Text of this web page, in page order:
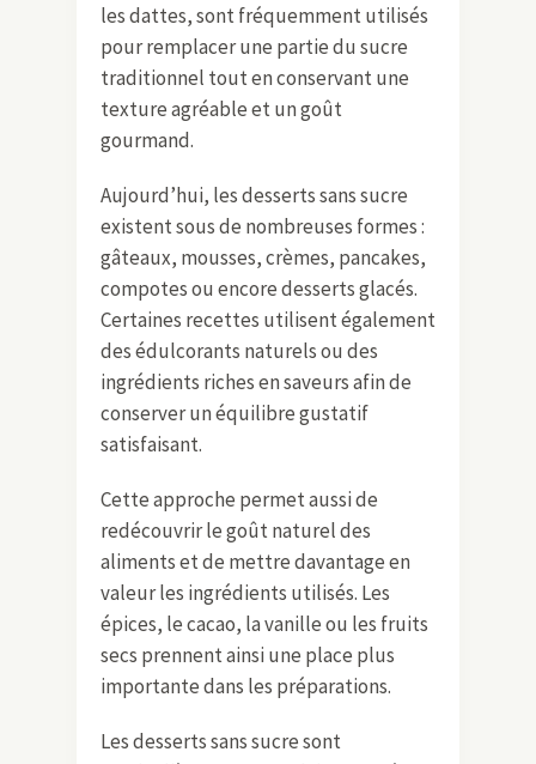
les dattes, sont fréquemment utilisés
pour remplacer une partie du sucre
traditionnel tout en conservant une
texture agréable et un goût
gourmand.
Aujourd’hui, les desserts sans sucre
existent sous de nombreuses formes :
gâteaux, mousses, crèmes, pancakes,
compotes ou encore desserts glacés.
Certaines recettes utilisent également
des édulcorants naturels ou des
ingrédients riches en saveurs afin de
conserver un équilibre gustatif
satisfaisant.
Cette approche permet aussi de
redécouvrir le goût naturel des
aliments et de mettre davantage en
valeur les ingrédients utilisés. Les
épices, le cacao, la vanille ou les fruits
secs prennent ainsi une place plus
importante dans les préparations.
Les desserts sans sucre sont